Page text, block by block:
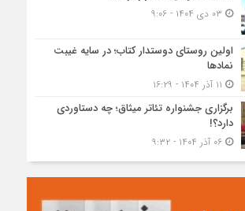
اولین روستای دوستدار کتاب؛ در سایه غیبت
نمادها
برگزاری جشنواره تئاتر میثاق؛ چه دستاوردی
دارد؟!
۰۶ آذر ۱۴۰۴ - ۹:۳۲